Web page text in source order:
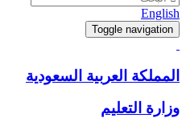
English
Toggle navigation
المملكة العربية السعودية
وزارة التعليم